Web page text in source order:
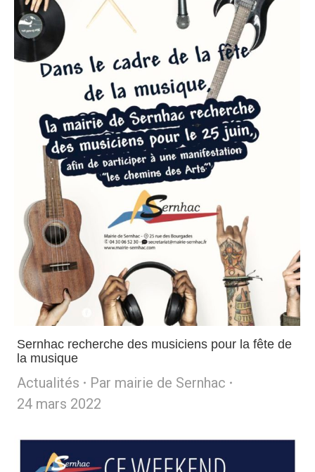
Sernhac recherche des musiciens pour la fête de
la musique
Actualités Par mairie de Sernhac
24 mars 2022